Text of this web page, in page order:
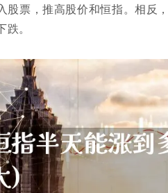
股票，推高股价和恒指。相反
跌。